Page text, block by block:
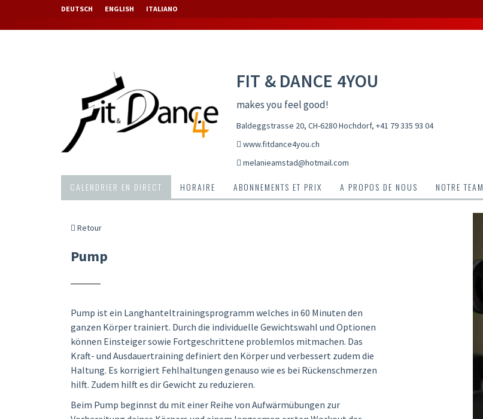
DEUTSCH ENGLISH ITALIANO
FIT & DANCE 4YOU
makes you feel good!
Baldeggstrasse 20, CH-6280 Hochdorf, +41 79 335 93 04
www.fitdance4you.ch
melanieamstad@hotmail.com
CALENDRIER EN DIRECT HORAIRE ABONNEMENTS ET PRIX A PROPOS DE NOUS NOTRE TEAM
Retour
Pump
Pump ist ein Langhanteltrainingsprogramm welches in 60 Minuten den
ganzen Körper trainiert. Durch die individuelle Gewichtswahl und Optionen
können Einsteiger sowie Fortgeschrittene problemlos mitmachen. Das
Kraft- und Ausdauertraining definiert den Körper und verbessert zudem die
Haltung. Es korrigiert Fehlhaltungen genauso wie es bei Rückenschmerzen
hilft. Zudem hilft es dir Gewicht zu reduzieren.
Beim Pump beginnst du mit einer Reihe von Aufwärmübungen zur